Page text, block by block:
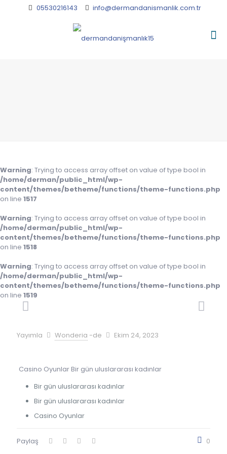
05530216143 info@dermandanismanlik.com.tr
Warning: Trying to access array offset on value of type bool in
/home/derman/public_html/wp-
content/themes/betheme/functions/theme-functions.php
on line 1517
Warning: Trying to access array offset on value of type bool in
/home/derman/public_html/wp-
content/themes/betheme/functions/theme-functions.php
on line 1518
Warning: Trying to access array offset on value of type bool in
/home/derman/public_html/wp-
content/themes/betheme/functions/theme-functions.php
on line 1519
Yayımla Wonderia -de Ekim 24, 2023
Casino Oyunlar Bir gün uluslararası kadınlar
Bir gün uluslararası kadınlar
Bir gün uluslararası kadınlar
Casino Oyunlar
Paylaş 0